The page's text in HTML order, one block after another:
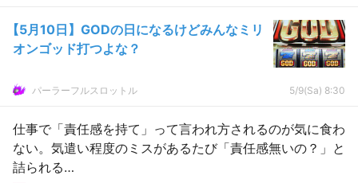
【5月10日】GODの日になるけどみんなミリ
オンゴッド打つよな？
パーラーフルスロットル 5/9(Sa) 8:30
仕事で「責任感を持て」って言われ方されるのが気に食わ
ない。気遣い程度のミスがあるたび「責任感無いの？」と
詰られる…